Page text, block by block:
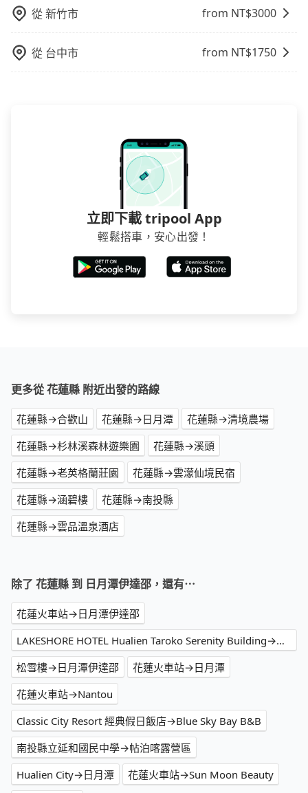
從新竹市 from NT$3000
從 台中市 from NT$1750
立即下載 tripool App
輕鬆搭車，安心出發！
更多從 花蓮縣 附近出發的路線
花蓮縣→合歡山 花蓮縣→日月潭
花蓮縣→清境農場
花蓮縣→杉林溪森林遊樂園
花蓮縣→溪頭
花蓮縣→老英格蘭莊園
花蓮縣→雲濛仙境民宿
花蓮縣→涵碧樓
花蓮縣→南投縣
花蓮縣→雲品溫泉酒店
除了 花蓮縣 到 日月潭伊達邵，還有⋯
花蓮火車站→日月潭伊達邵
LAKESHORE HOTEL Hualien Taroko Serenity Building→日月潭伊達邵
松雪樓→日月潭伊達邵
花蓮火車站→日月潭
花蓮火車站→Nantou
Classic City Resort 經典假日飯店→Blue Sky Bay B&B
南投縣立延和國民中學→帖泊喀露營區
Hualien City→日月潭
花蓮火車站→Sun Moon Beauty